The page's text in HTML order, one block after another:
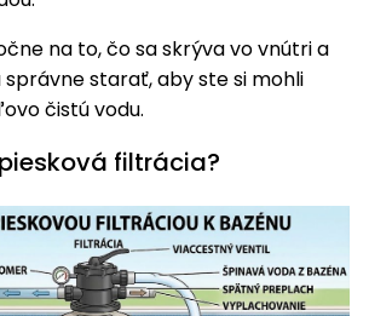
na to, čo sa skrýva vo vnútri a
starať, aby ste si mohli
čistú vodu.
filtrácia?